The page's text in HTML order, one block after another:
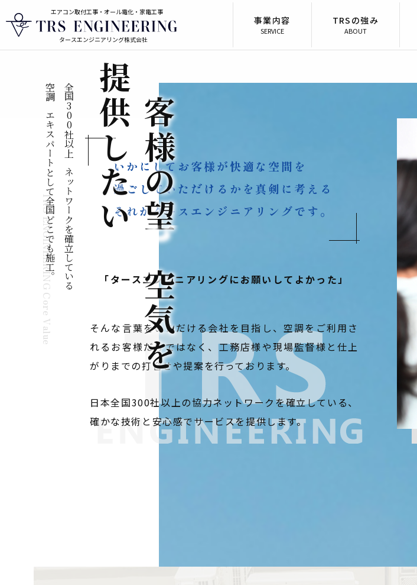
エアコン取付工事・オール電化・家電工事
タースエンジニアリング株式会社
事業内容
SERVICE
TRSの強み
ABOUT
お
客
様
の
望
む
空
気
を
提
供
し
た
い
全国300社以上のネットワークを確立している
空調のエキスパートとして全国どこでも施工。
TRS ENGINEERING Core Value
いかにしてお客様が快適な空間を
過ごしていただけるかを真剣に考える
それがタースエンジニアリングです。
「タースエンジニアリングにお願いしてよかった」
そんな言葉をいただける会社を目指し、空調をご利用さ
れるお客様だけではなく、工務店様や現場監督様と仕上
がりまでの打合せや提案を行っております。
日本全国300社以上の協力ネットワークを確立している、
確かな技術と安心感でサービスを提供します。